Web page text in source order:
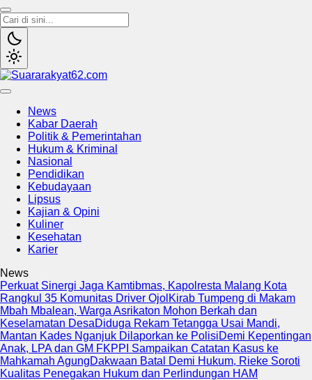
News
Kabar Daerah
Politik & Pemerintahan
Hukum & Kriminal
Nasional
Pendidikan
Kebudayaan
Lipsus
Kajian & Opini
Kuliner
Kesehatan
Karier
News
Perkuat Sinergi Jaga Kamtibmas, Kapolresta Malang Kota
Rangkul 35 Komunitas Driver Ojol Kirab Tumpeng di Makam
Mbah Mbalean, Warga Asrikaton Mohon Berkah dan
Keselamatan DesaDiduga Rekam Tetangga Usai Mandi,
Mantan Kades Nganjuk Dilaporkan ke PolisiDemi Kepentingan
Anak, LPA dan GM FKPPI Sampaikan Catatan Kasus ke
Mahkamah AgungDakwaan Batal Demi Hukum, Rieke Soroti
Kualitas Penegakan Hukum dan Perlindungan HAM